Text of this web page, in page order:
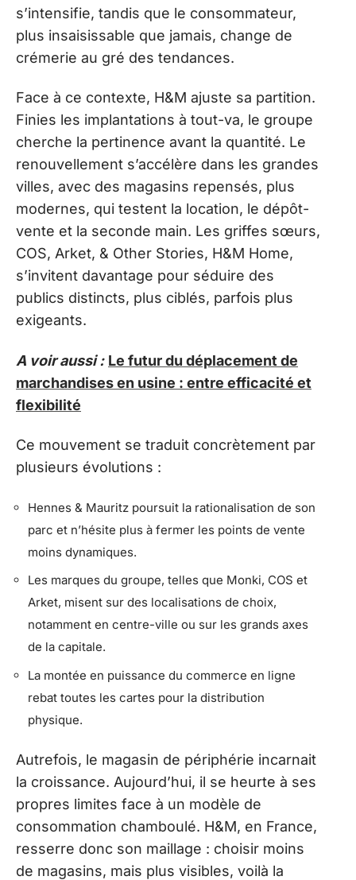
s’intensifie, tandis que le consommateur,
plus insaisissable que jamais, change de
crémerie au gré des tendances.
Face à ce contexte, H&M ajuste sa partition.
Finies les implantations à tout-va, le groupe
cherche la pertinence avant la quantité. Le
renouvellement s’accélère dans les grandes
villes, avec des magasins repensés, plus
modernes, qui testent la location, le dépôt-
vente et la seconde main. Les griffes sœurs,
COS, Arket, & Other Stories, H&M Home,
s’invitent davantage pour séduire des
publics distincts, plus ciblés, parfois plus
exigeants.
A voir aussi : Le futur du déplacement de
marchandises en usine : entre efficacité et
flexibilité
Ce mouvement se traduit concrètement par
plusieurs évolutions :
Hennes & Mauritz poursuit la rationalisation de son
parc et n’hésite plus à fermer les points de vente
moins dynamiques.
Les marques du groupe, telles que Monki, COS et
Arket, misent sur des localisations de choix,
notamment en centre-ville ou sur les grands axes
de la capitale.
La montée en puissance du commerce en ligne
rebat toutes les cartes pour la distribution
physique.
Autrefois, le magasin de périphérie incarnait
la croissance. Aujourd’hui, il se heurte à ses
propres limites face à un modèle de
consommation chamboulé. H&M, en France,
resserre donc son maillage : choisir moins
de magasins, mais plus visibles, voilà la